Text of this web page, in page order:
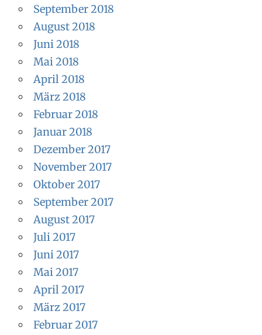
September 2018
August 2018
Juni 2018
Mai 2018
April 2018
März 2018
Februar 2018
Januar 2018
Dezember 2017
November 2017
Oktober 2017
September 2017
August 2017
Juli 2017
Juni 2017
Mai 2017
April 2017
März 2017
Februar 2017